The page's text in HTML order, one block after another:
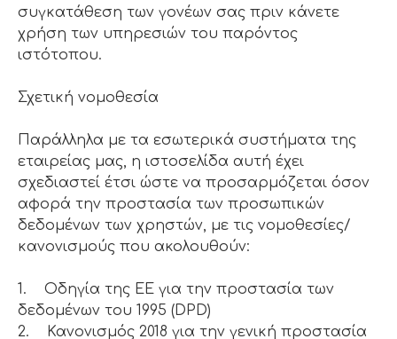
συγκατάθεση των γονέων σας πριν κάνετε
χρήση των υπηρεσιών του παρόντος
ιστότοπου.
Σχετική νομοθεσία
Παράλληλα με τα εσωτερικά συστήματα της
εταιρείας μας, η ιστοσελίδα αυτή έχει
σχεδιαστεί έτσι ώστε να προσαρμόζεται όσον
αφορά την προστασία των προσωπικών
δεδομένων των χρηστών, με τις νομοθεσίες/
κανονισμούς που ακολουθούν:
1. Οδηγία της ΕΕ για την προστασία των
δεδομένων του 1995 (DPD)
2. Κανονισμός 2018 για την γενική προστασία